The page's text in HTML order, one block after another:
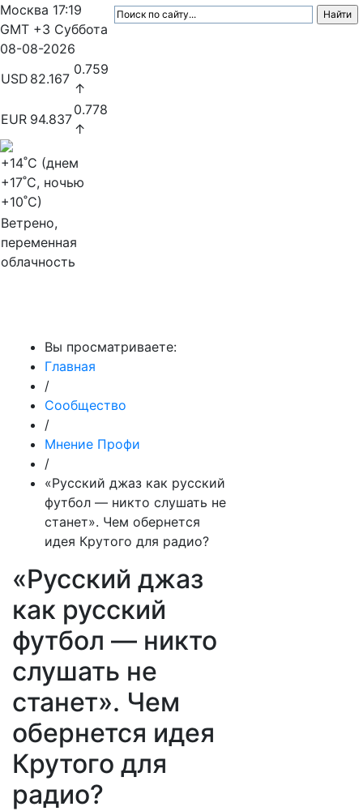
Москва 17:19
GMT +3 Суббота
08-08-2026
USD 82.167
0.759
↑
EUR 94.837
0.778
↑
+14˚C (днем
+17˚C, ночью
+10˚C)
Ветрено,
переменная
облачность
Вы просматриваете:
Главная
/
Сообщество
/
Мнение Профи
/
«Русский джаз как русский
футбол — никто слушать не
станет». Чем обернется
идея Крутого для радио?
«Русский джаз
как русский
футбол — никто
слушать не
станет». Чем
обернется идея
Крутого для
радио?